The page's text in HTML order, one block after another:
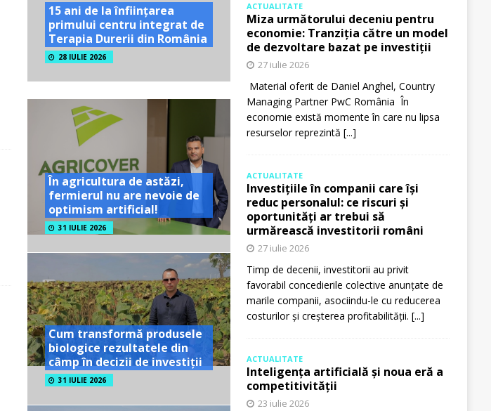
15 ani de la înființarea
primului centru integrat de
Terapia Durerii din România
28 IULIE 2026
În agricultura de astăzi,
fermierul nu are nevoie de
optimism artificial!
31 IULIE 2026
Cum transformă produsele
biologice rezultatele din
câmp în decizii de investiții
31 IULIE 2026
ACTUALITATE
Miza următorului deceniu pentru
economie: Tranziția către un model
de dezvoltare bazat pe investiții
27 iulie 2026
Material oferit de Daniel Anghel, Country
Managing Partner PwC România În
economie există momente în care nu lipsa
resurselor reprezintă [...]
ACTUALITATE
Investițiile în companii care își
reduc personalul: ce riscuri și
oportunități ar trebui să
urmărească investitorii români
27 iulie 2026
Timp de decenii, investitorii au privit
favorabil concedierile colective anunțate de
marile companii, asociindu-le cu reducerea
costurilor și creșterea profitabilității. [...]
ACTUALITATE
Inteligența artificială și noua eră a
competitivității
23 iulie 2026